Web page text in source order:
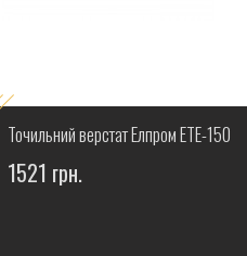
Точильний верстат Елпром ЕТЕ-150
1521 грн.